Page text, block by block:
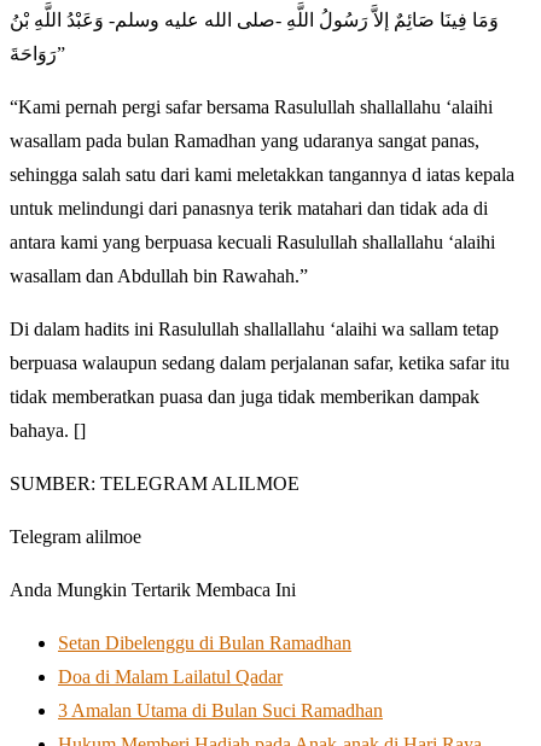
وَمَا فِينَا صَائِمٌ إلاَّ رَسُولُ اللَّهِ -صلى الله عليه وسلم- وَعَبْدُ اللَّهِ بْنُ
رَوَاحَةَ”
“Kami pernah pergi safar bersama Rasulullah shallallahu ‘alaihi
wasallam pada bulan Ramadhan yang udaranya sangat panas,
sehingga salah satu dari kami meletakkan tangannya d iatas kepala
untuk melindungi dari panasnya terik matahari dan tidak ada di
antara kami yang berpuasa kecuali Rasulullah shallallahu ‘alaihi
wasallam dan Abdullah bin Rawahah.”
Di dalam hadits ini Rasulullah shallallahu ‘alaihi wa sallam tetap
berpuasa walaupun sedang dalam perjalanan safar, ketika safar itu
tidak memberatkan puasa dan juga tidak memberikan dampak
bahaya. []
SUMBER: TELEGRAM ALILMOE
Telegram alilmoe
Anda Mungkin Tertarik Membaca Ini
Setan Dibelenggu di Bulan Ramadhan
Doa di Malam Lailatul Qadar
3 Amalan Utama di Bulan Suci Ramadhan